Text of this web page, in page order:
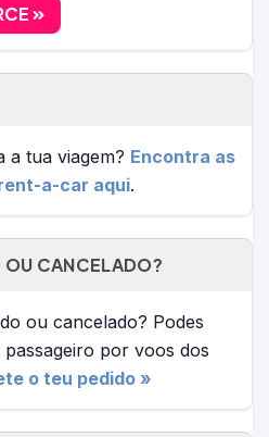
a tua viagem? Encontra as
a-car aqui.
CANCELADO?
ou cancelado? Podes
passageiro por voos dos
o teu pedido »